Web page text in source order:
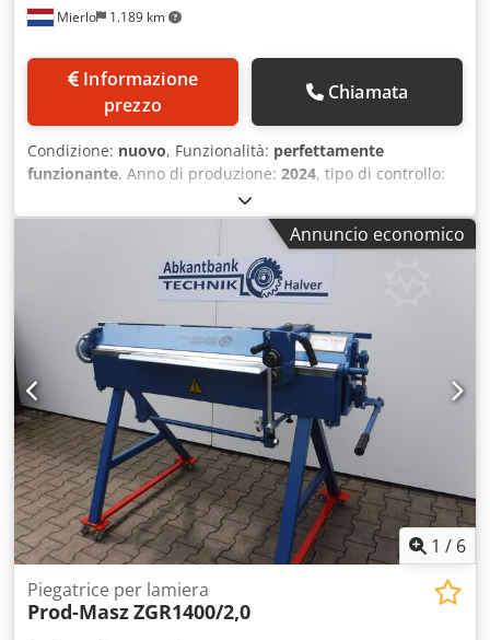
Mierlo 1.189 km
prezzo
Chiamata
Condizione: nuovo, Funzionalità: perfettamente
funzionante, Anno di produzione: 2024, tipo di controllo:
, larghezza di lavoro:1.270 mm
trave piegatrice:46 mm, Angolo di piegatura (max.):135 °,
2 mm
, regolazione della battuta
manuale, registro posteriore:
380 kg, lunghezza totale:1.600 mm
, altezza totale:
Equipaggiamento: documentazione / manuale
superiore e inferiore scomponibili in segmenti Include
fermo posteriore manuale CILINDRO PNEUMATICO!!!
Capacità massima di piegatura su tutta la lunghezza di
lavoro: 2 mm Lunghezza massima di lavoro: 1270 mm
Larghezza massima di apertura: 46 mm Larghezza delle
ganasce: 25 | 30 | 35 | 40 | 45 | 50 | 75 | 100 | 150 | 200
| 250 | 275 mm Angolo massimo di piegatura: 0 - 135 Peso:
380 kg Csdpfx Afsga T A Isljrf Larghezza: 1600 mm
Profondità: 850 mm Altezza: 1175 mm
Annuncio economico
1 / 6
Piegatrice per lamiera
Prod-MaszZGR1400/2,0